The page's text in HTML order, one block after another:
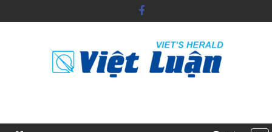
to